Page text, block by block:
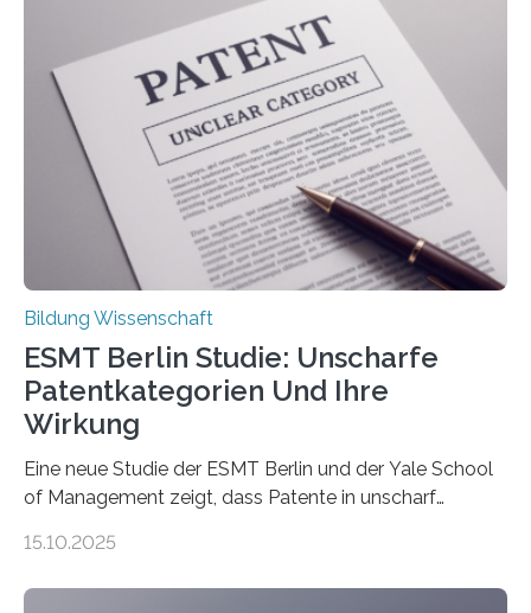
damit gemacht haben, kann entscheidend
beeinflussen, wie Schmerzen verlaufen und welche
Therapien wirken. Diese individuellen Überzeugungen
stehen im Mittelpunkt einer aktuellen Studie der
Hochschule Bochum. Im Rahmen des
Promotionsprojekts „BACKCamPAIN“ führt die
Doktorandin Deborah Jost (Hochschule Bochum,
Promotionskolleg NRW) derzeit eine Online-Umfrage
durch. Ziel ist es, herauszufinden,…
Bildung Wissenschaft
ESMT Berlin Studie: Unscharfe
Patentkategorien Und Ihre
Wirkung
Eine neue Studie der ESMT Berlin und der Yale School
of Management zeigt, dass Patente in unscharf
häufiger zu bahnbrechenden Innovationen führen und
15.10.2025